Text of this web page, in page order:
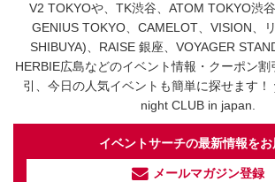
V2 TOKYOや、TK渋谷、ATOM TOKYO渋谷
GENIUS TOKYO、CAMELOT、VISION、
SHIBUYA)、RAISE 銀座、VOYAGER
HERBIE広島などのイベント情報・クーポン割
引、今日の人気イベントも簡単に探せます
night CLUB in japan.
イベントサーチの最新情報を
メールマガジン登録